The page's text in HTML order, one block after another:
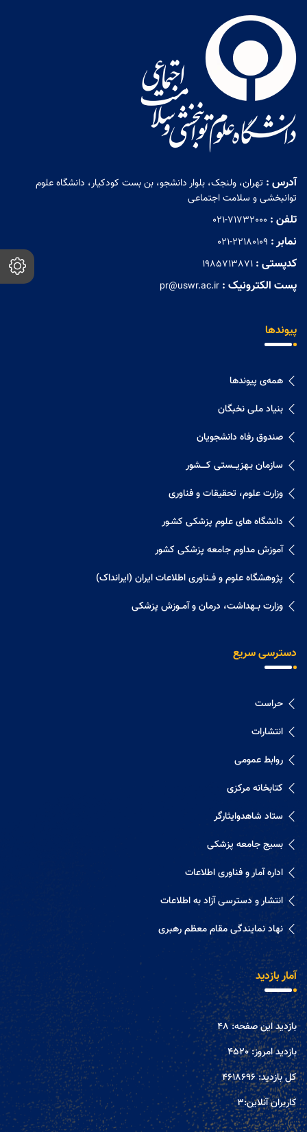
آدرس : تهران، ولنجک، بلوار دانشجو، بن بست کودکیار، دانشگاه علوم
توانبخشی و سلامت اجتماعی
تلفن : 021-71732000
نمابر : 021-22180109
کدپستی : 1985713871
پست الکترونیک : pr@uswr.ac.ir
پیوندها
همه‌ی پیوندها
بنیاد ملی نخبگان
صندوق رفاه دانشجویان
سازمان بـهزیـــستی کــــشور
وزارت علوم، تحقیقات و فناوری
دانشگاه های علوم پزشکی کشـور
آموزش مداوم جامعه پزشکی کشور
پژوهشگاه علوم و فــناوری اطلاعات ایران (ایرانداک)
وزارت بــهداشت، درمان و آمــوزش پزشکی
دسترسی سریع
حراست
انتشارات
روابط عمومی
کتابخانه مرکزی
ستاد شاهدوایثارگر
بسیج جامعه پزشکی
اداره آمار و فناوری اطلاعات
انتشار و دسترسی آزاد به اطلاعات
نهاد نمایندگی مقام معظم رهبری
آمار بازدید
بازدید این صفحه:48
بازدید امروز:4520
کل بازدید:4618696
کاربران آنلاین:3